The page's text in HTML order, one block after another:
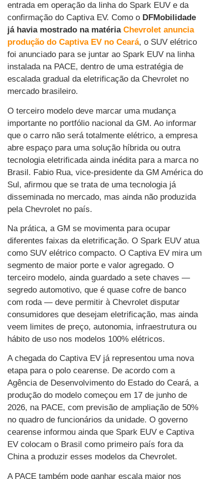
entrada em operação da linha do Spark EUV e da
confirmação do Captiva EV. Como o DFMobilidade
já havia mostrado na matéria Chevrolet anuncia
produção do Captiva EV no Ceará, o SUV elétrico
foi anunciado para se juntar ao Spark EUV na linha
instalada na PACE, dentro de uma estratégia de
escalada gradual da eletrificação da Chevrolet no
mercado brasileiro.
O terceiro modelo deve marcar uma mudança
importante no portfólio nacional da GM. Ao informar
que o carro não será totalmente elétrico, a empresa
abre espaço para uma solução híbrida ou outra
tecnologia eletrificada ainda inédita para a marca no
Brasil. Fabio Rua, vice-presidente da GM América do
Sul, afirmou que se trata de uma tecnologia já
disseminada no mercado, mas ainda não produzida
pela Chevrolet no país.
Na prática, a GM se movimenta para ocupar
diferentes faixas da eletrificação. O Spark EUV atua
como SUV elétrico compacto. O Captiva EV mira um
segmento de maior porte e valor agregado. O
terceiro modelo, ainda guardado a sete chaves —
segredo automotivo, que é quase cofre de banco
com roda — deve permitir à Chevrolet disputar
consumidores que desejam eletrificação, mas ainda
veem limites de preço, autonomia, infraestrutura ou
hábito de uso nos modelos 100% elétricos.
A chegada do Captiva EV já representou uma nova
etapa para o polo cearense. De acordo com a
Agência de Desenvolvimento do Estado do Ceará, a
produção do modelo começou em 17 de junho de
2026, na PACE, com previsão de ampliação de 50%
no quadro de funcionários da unidade. O governo
cearense informou ainda que Spark EUV e Captiva
EV colocam o Brasil como primeiro país fora da
China a produzir esses modelos da Chevrolet.
A PACE também pode ganhar escala maior nos